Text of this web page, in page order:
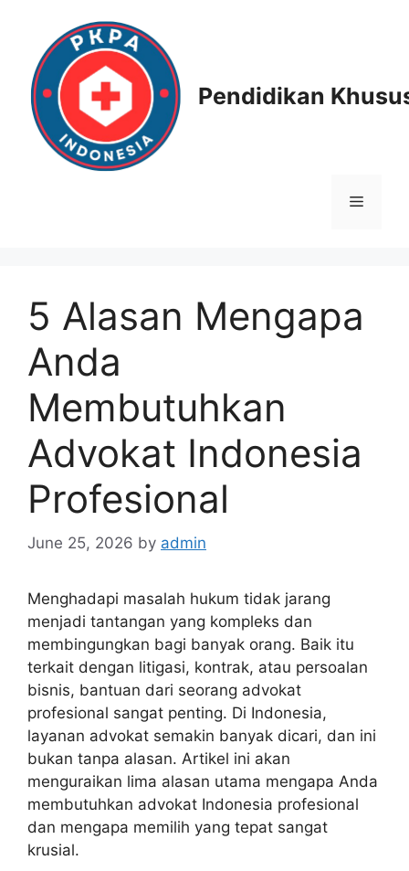
content
Pendidikan
Menu
5 Alasan Mengapa
Anda
Membutuhkan
Advokat Indonesia
Profesional
June 25, 2026 by admin
Menghadapi masalah hukum tidak jarang
menjadi tantangan yang kompleks dan
membingungkan bagi banyak orang. Baik itu
terkait dengan litigasi, kontrak, atau persoalan
bisnis, bantuan dari seorang advokat
profesional sangat penting. Di Indonesia,
layanan advokat semakin banyak dicari, dan ini
bukan tanpa alasan. Artikel ini akan
menguraikan lima alasan utama mengapa Anda
membutuhkan advokat Indonesia profesional
dan mengapa memilih yang tepat sangat
krusial.